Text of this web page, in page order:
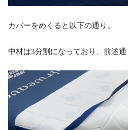
カバーをめくると以下の通り。
中材は3分割になっており、前述通